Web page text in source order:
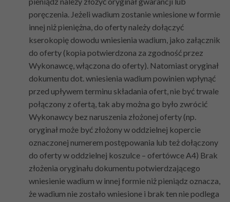
poręczenia. Jeżeli wadium zostanie wniesione w formie
innej niż pieniężna, do oferty należy dołączyć
kserokopię dowodu wniesienia wadium, jako załącznik
do oferty (kopia potwierdzona za zgodność przez
Wykonawcę, włączona do oferty). Natomiast oryginał
dokumentu dot. wniesienia wadium powinien wpłynąć
przed upływem terminu składania ofert, nie być trwale
połączony z ofertą, tak aby można go było zwrócić
Wykonawcy bez naruszenia złożonej oferty (np.
oryginał może być złożony w oddzielnej kopercie
oznaczonej numerem postępowania lub też dołączony
do oferty w oddzielnej koszulce – ofertówce A4) Brak
złożenia oryginału dokumentu potwierdzającego
wniesienie wadium w innej formie niż pieniądz oznacza,
że wadium nie zostało wniesione i brak ten nie podlega